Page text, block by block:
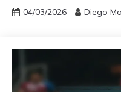
04/03/2026 Diego